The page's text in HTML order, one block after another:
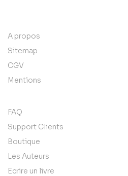
A propos
Sitemap
CGV
Mentions
FAQ
Support Clients
Boutique
Les Auteurs
Ecrire un livre